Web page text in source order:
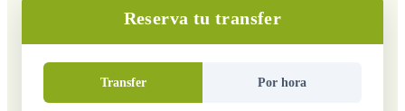
Reserva tu transfer
Transfer Por hora